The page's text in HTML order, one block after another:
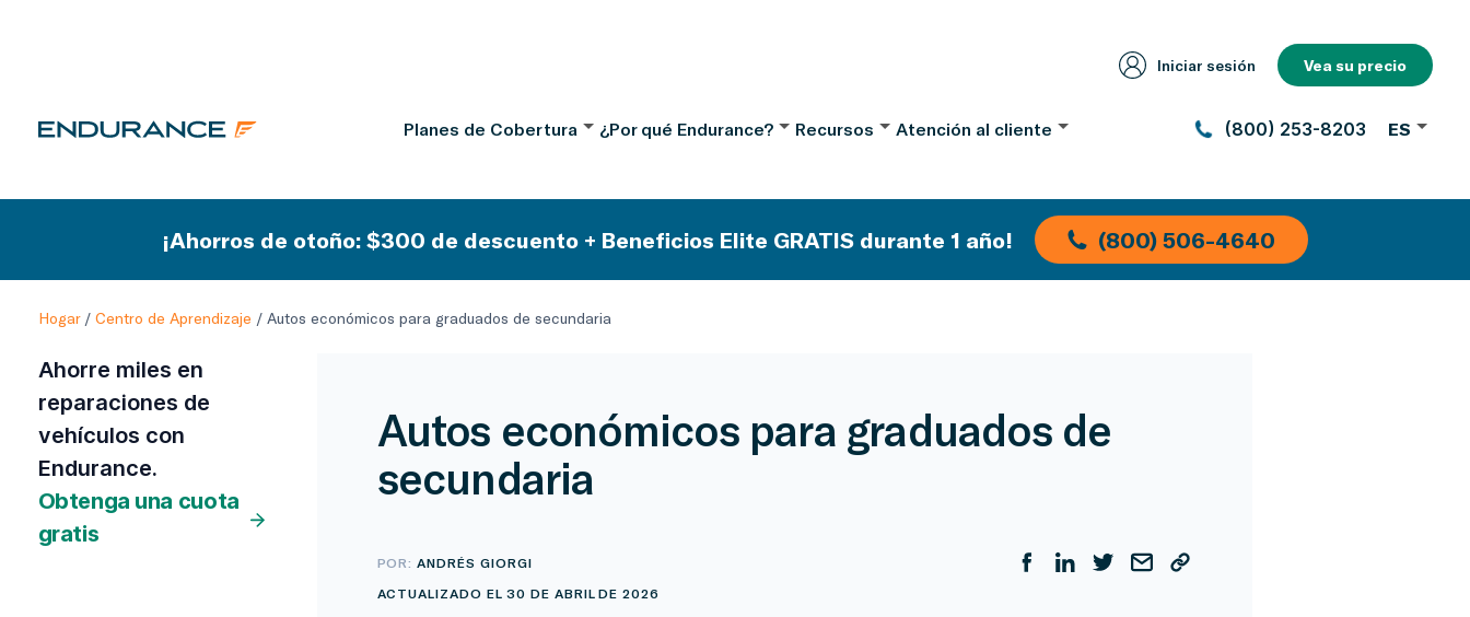
Iniciar sesión Vea su precio
Planes de Cobertura ¿Por qué Endurance? Recursos Atención al cliente (800) 253-8203 ES
¡Ahorros de otoño: $300 de descuento + Beneficios Elite GRATIS durante 1 año! (800) 506-4640
Hogar/ Centro de Aprendizaje / Autos económicos para graduados de secundaria
Ahorre miles en
reparaciones de
vehículos con
Endurance.
Obtenga una cuota
gratis
Autos económicos para graduados de
secundaria
POR:ANDRÉS GIORGI
ACTUALIZADO EL 30 DE ABRIL DE 2026